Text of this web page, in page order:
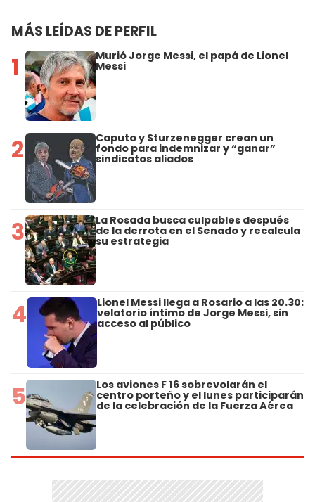
MÁS LEÍDAS DE PERFIL
1 Murió Jorge Messi, el papá de Lionel
Messi
2 Caputo y Sturzenegger crean un
fondo para indemnizar y “ganar”
sindicatos aliados
3 La Rosada busca culpables después
de la derrota en el Senado y recalcula
su estrategia
4 Lionel Messi llega a Rosario a las 20.30:
velatorio íntimo de Jorge Messi, sin
acceso al público
5 Los aviones F 16 sobrevolarán el
centro porteño y el lunes participarán
de la celebración de la Fuerza Aérea